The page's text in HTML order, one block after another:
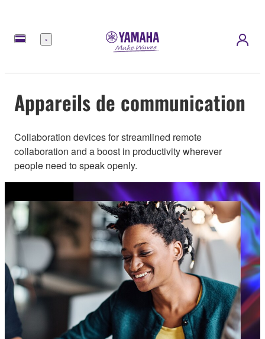
Menu
Appareils de communication
Collaboration devices for streamlined remote
collaboration and a boost in productivity wherever
people need to speak openly.